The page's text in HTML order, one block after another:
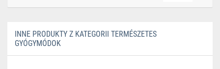
INNE PRODUKTY Z KATEGORII TERMÉSZETES
GYÓGYMÓDOK